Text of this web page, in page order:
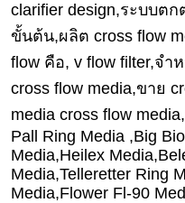
clarifier design,ระบบต
ขั้นต้น,ผลิต cross flow
flow คือ, v flow filter,จำ
cross flow media,ขาย
media cross flow
Pall Ring Media ,Big
Media,Heilex
Media,Telleretter Ring
Media,Flower Fl-90